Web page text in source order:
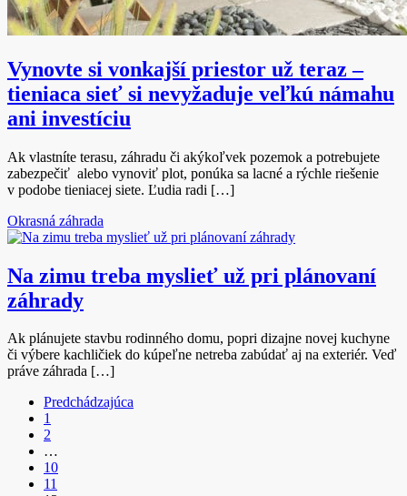
Vynovte si vonkajší priestor už teraz –
tieniaca sieť si nevyžaduje veľkú námahu
ani investíciu
Ak vlastníte terasu, záhradu či akýkoľvek pozemok a potrebujete
zabezpečiť alebo vynoviť plot, ponúka sa lacné a rýchle riešenie
v podobe tieniacej siete. Ľudia radi […]
Okrasná záhrada
Na zimu treba myslieť už pri plánovaní
záhrady
Ak plánujete stavbu rodinného domu, popri dizajne novej kuchyne
či výbere kachličiek do kúpeľne netreba zabúdať aj na exteriér. Veď
práve záhrada […]
Predchádzajúca
1
2
…
10
11